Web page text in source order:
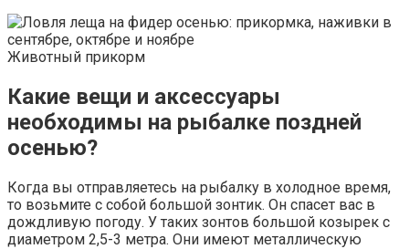
Животный прикорм
Какие вещи и аксессуары
необходимы на рыбалке поздней
осенью?
Когда вы отправляетесь на рыбалку в холодное время,
то возьмите с собой большой зонтик. Он спасет вас в
дождливую погоду. У таких зонтов большой козырек с
диаметром 2,5-3 метра. Они имеют металлическую